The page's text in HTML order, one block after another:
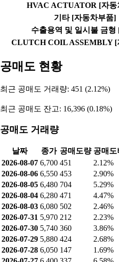
HVAC ACTUATOR [자동
기타 [자동차부품]
수출용역 및 일시불 금형
CLUTCH COIL ASSEMBLY [
공매도 현황
최근 공매도 거래량: 451 (2.12%)
최근 공매도 잔고: 16,396 (0.18%)
공매도 거래량
날짜 종가 공매도량 공매도
2026-08-07 6,700 451
2.12%
2026-08-06 6,550 453
2.90%
2026-08-05 6,480 704
5.29%
2026-08-04 6,280 471
4.47%
2026-08-03 6,080 502
2.46%
2026-07-31 5,970 212
2.23%
2026-07-30 5,740 360
3.86%
2026-07-29 5,880 424
2.68%
2026-07-28 6,050 147
1.69%